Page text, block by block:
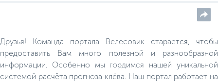
Друзья! Команда портала Велесовик старается, чтобы
предоставить Вам много полезной и разнообразной
информации. Особенно мы гордимся нашей уникальной
системой расчёта прогноза клёва. Наш портал работает на